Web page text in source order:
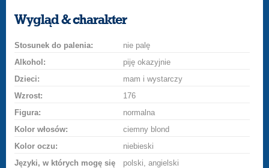
uśmiech
buziakasamochodem
szampana
drinka
różę
Wygląd & charakter
Stosunek do palenia:
nie palę
Alkohol:
piję okazyjnie
Dzieci:
mam i wystarczy
Wzrost:
176
Figura:
normalna
Kolor włosów:
ciemny blond
Kolor oczu:
niebieski
Języki, w których mogę się
polski, angielski